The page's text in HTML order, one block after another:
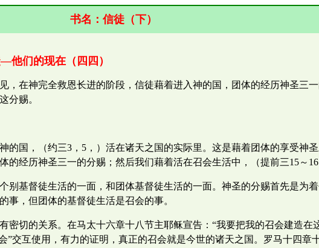
书名： 信徒（下）
们的现在（四四）
，在神完全救恩长进的阶段，信徒藉着进入神的国，团体的经历神圣三
分赐。
的国，（约三3，5，）活在诸天之国的实际里。这是藉着团体的享受神
的经历神圣三一的分赐；然后我们藉着活在召会生活中，（提前三15～
别基督徒生活的一面，和团体基督徒生活的一面。神圣的分赐首先是为
事，但团体的基督徒生活是召会的事。
密切的关系。在马太十六章十八节主耶稣宣告：“我要把我的召会建造
”交互使用，有力的证明，真正的召会就是今世的诸天之国。罗马十四